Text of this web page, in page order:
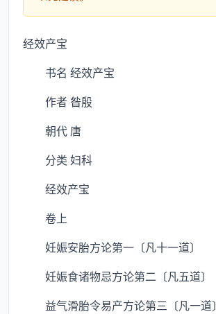
经效产宝
书名 经效产宝
作者 昝殷
朝代 唐
分类 妇科
经效产宝
卷上
妊娠安胎方论第一〔凡十一道〕
妊娠食诸物忌方论第二〔凡五道〕
益气滑胎令易产方论第三〔凡一道〕